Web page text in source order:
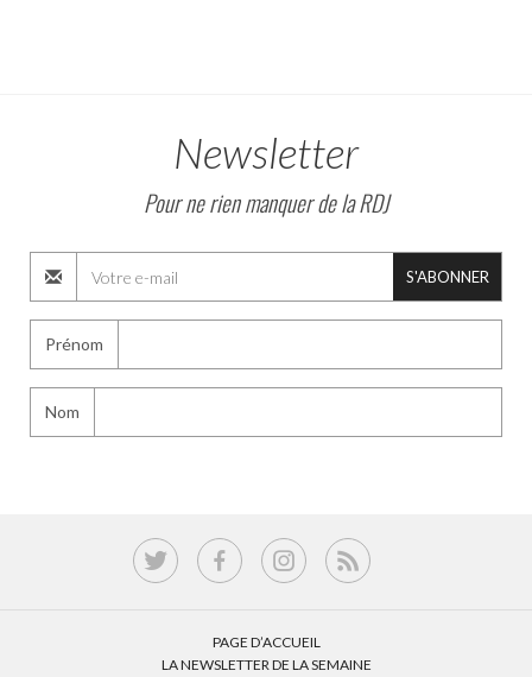
Newsletter
Pour ne rien manquer de la RDJ
S'ABONNER
Prénom
Nom
PAGE D’ACCUEIL
LA NEWSLETTER DE LA SEMAINE